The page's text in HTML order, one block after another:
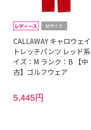
CALLAWAY キャロウェ
トレッチパンツ レッド
イズ：M ランク：B 【中
古】ゴルフウェア
5,445円